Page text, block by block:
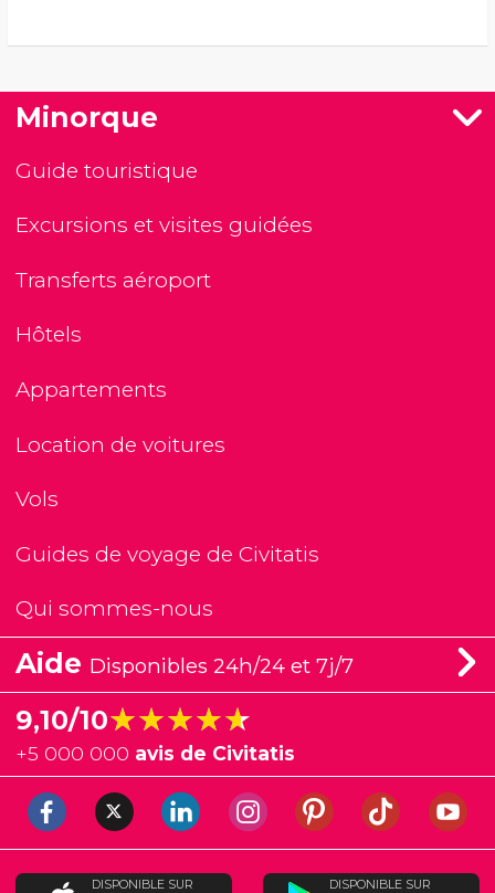
Minorque
Guide touristique
Excursions et visites guidées
Transferts aéroport
Hôtels
Appartements
Location de voitures
Vols
Guides de voyage de Civitatis
Qui sommes-nous
Aide Disponibles 24h/24 et 7j/7
9,10/10★★★★★
★★★★★
+5 000 000 avis de Civitatis
DISPONIBLE SUR DISPONIBLE SUR